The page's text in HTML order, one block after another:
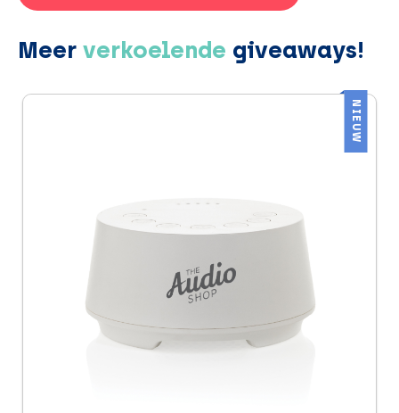
Meer verkoelende giveaways!
NIEUW